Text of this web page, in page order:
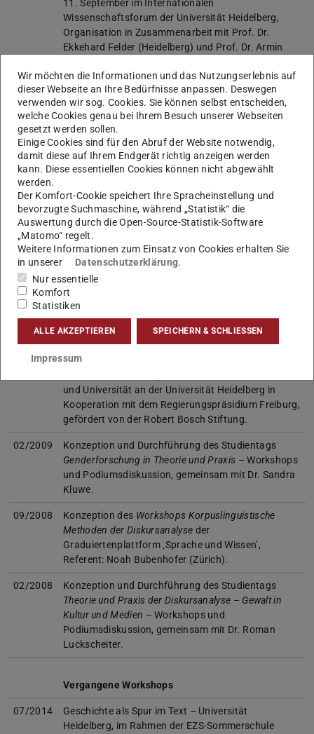
11. September im Internationalen
Wissenschaftsforum der Universität Heidelberg,
Organisation in Zusammenarbeit mit Prof. Dr.
Ekkehard Felder (Heidelberg) und Prof. Dr. Armin
und Systemanalyse Karlsruhe), gefördert von der
DFG.
09/2012 Internationales Kolloquium:Konstruktionen –
Wissen – Diskurs
Internationalen Wissenschaftsforum der Universität
Heidelberg, Organisation in Zusammenarbeit mit Dr.
Alexander Lasch (Universität Kiel) und Dr. Alexander
Ziem (Universität Dresden).
02/2010 Interdisziplinäre Tagung:
Sprachliche
Identitätsentwürfe in der Kunstkommunikation
24.-26.2010 im Internationalen Wissenschaftsforum
Heidelberg, Organisation gemeinsam mit Dr. Sandra
Kluwe.
11/2009
Konzeption und Durchführung des zweitägigen
integrativen ProjektseminarsGenderforschung in
Literaturwissenschaft und Linguistikals kooperative
Arbeitsform von SchülerInnen und Studierenden
(gemeinsam mit Dr. Sandra Kluwe) – Veranstaltung
und Universität an der Universität Heidelberg in
Kooperation mit dem Regierungspräsidium Freiburg,
gefördert von der Robert Bosch Stiftung.
02/2009
Konzeption und Durchführung des Studientags
Genderforschung in Theorie und Praxis – Workshops
und Podiumsdiskussion, gemeinsam mit Dr. Sandra
Kluwe.
09/2008 Konzeption des Workshops Korpuslinguistische
Methoden der Diskursanalyse der
Graduiertenplattform ‚Sprache und Wissen’,
Referent: Noah Bubenhofer (Zürich).
02/2008
Konzeption und Durchführung des Studientags
Theorie und Praxis der Diskursanalyse – Gewalt in
Kultur und Medien – Workshops und
Podiumsdiskussion, gemeinsam mit Dr. Roman
Luckscheiter.
Vergangene Workshops
07/2014
Geschichte als Spur im Text – Universität
Heidelberg, im Rahmen der EZS-Sommerschule
Wir möchten die Informationen und das Nutzungserlebnis auf
dieser Webseite an Ihre Bedürfnisse anpassen. Deswegen
verwenden wir sog. Cookies. Sie können selbst entscheiden,
welche Cookies genau bei Ihrem Besuch unserer Webseiten
gesetzt werden sollen.
Einige Cookies sind für den Abruf der Website notwendig,
damit diese auf Ihrem Endgerät richtig anzeigen werden
kann. Diese essentiellen Cookies können nicht abgewählt
werden.
Der Komfort-Cookie speichert Ihre Spracheinstellung und
bevorzugte Suchmaschine, während „Statistik“ die
Auswertung durch die Open-Source-Statistik-Software
„Matomo“ regelt.
Weitere Informationen zum Einsatz von Cookies erhalten Sie
in unserer
Datenschutzerklärung.
Nur essentielle
Komfort
Statistiken
ALLE AKZEPTIEREN SPEICHERN & SCHLIESSEN
Impressum